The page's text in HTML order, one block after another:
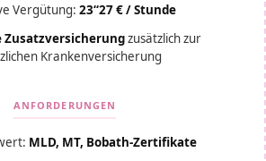
Vergütung: 23“27 € / Stunde
Zusatzversicherungzusätzlich zur
Krankenversicherung
ANFORDERUNGEN
MLD, MT, Bobath-Zertifikate